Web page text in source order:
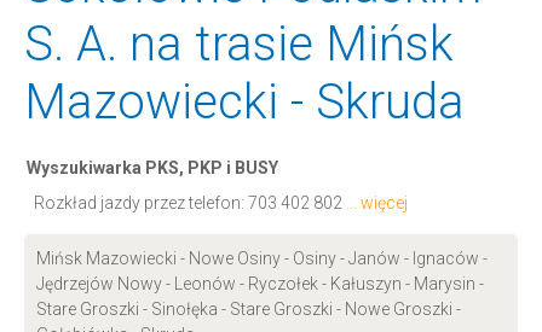
S. A. na trasie Mińsk
Mazowiecki - Skruda
Wyszukiwarka PKS, PKP i BUSY
Rozkład jazdy przez telefon: 703 402 802 ... więcej
Mińsk Mazowiecki - Nowe Osiny - Osiny - Janów - Ignaców -
Jędrzejów Nowy - Leonów - Ryczołek - Kałuszyn - Marysin -
Stare Groszki - Sinołęka - Stare Groszki - Nowe Groszki -